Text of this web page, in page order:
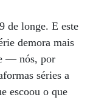
de longe. E este
demora mais
­— nós, por
séries a
escoou o que